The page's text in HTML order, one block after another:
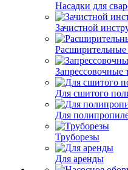
Насадки для
Зачистной
Расширительные
Запрессовочные
Для сшитого
Для
Труборезы
Для аренды